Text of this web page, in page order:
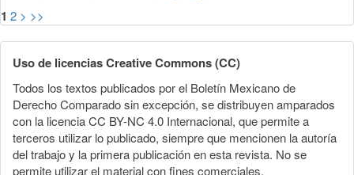
1 2 > >>
Uso de licencias Creative Commons (CC)
Todos los textos publicados por el Boletín Mexicano de
Derecho Comparado sin excepción, se distribuyen amparados
con la licencia CC BY-NC 4.0 Internacional, que permite a
terceros utilizar lo publicado, siempre que mencionen la autoría
del trabajo y la primera publicación en esta revista. No se
permite utilizar el material con fines comerciales.